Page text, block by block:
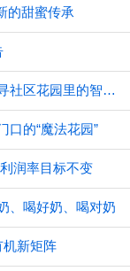
的甜蜜传承
2025世界城市日社会系列活动拉开序幕，探寻社区花园里的智慧应用
口的“魔法花园”
润率目标不变
、喝好奶、喝对奶
机新矩阵